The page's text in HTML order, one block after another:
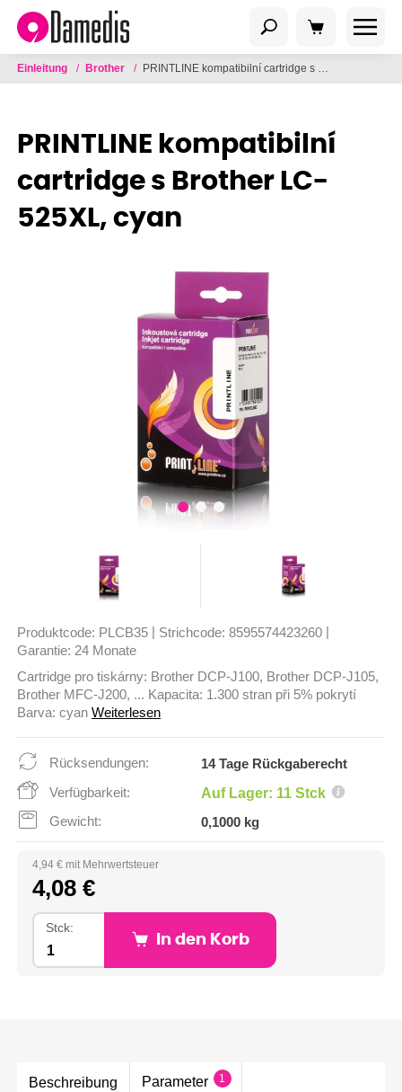
Einleitung / Brother / PRINTLINE kompatibilní cartridge s Brother LC-525XL, cyan
PRINTLINE kompatibilní
cartridge s Brother LC-
525XL, cyan
Produktcode: PLCB35 Strichcode: 8595574423260
Garantie: 24 Monate
Cartridge pro tiskárny: Brother DCP-J100, Brother DCP-J105,
Brother MFC-J200, ... Kapacita: 1.300 stran při 5% pokrytí
Barva: cyan Weiterlesen
Rücksendungen:
14 Tage Rückgaberecht
Verfügbarkeit:
Auf Lager: 11 Stck
Gewicht: 0,1000 kg
4,94 € mit Mehrwertsteuer
4,08 €
Stck:
In den Korb
Beschreibung Parameter 1